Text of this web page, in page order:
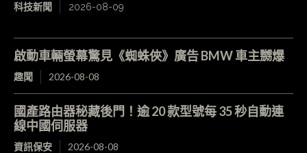
科技新聞 2026-08-09
啟動車輛螢幕驚見《蜘蛛俠》廣告 BMW 車主嬲爆
趣聞 2026-08-08
國產路由器秘藏後門！逾 20 款型號每 35 秒自動連
線中國伺服器
資訊保安 2026-08-08